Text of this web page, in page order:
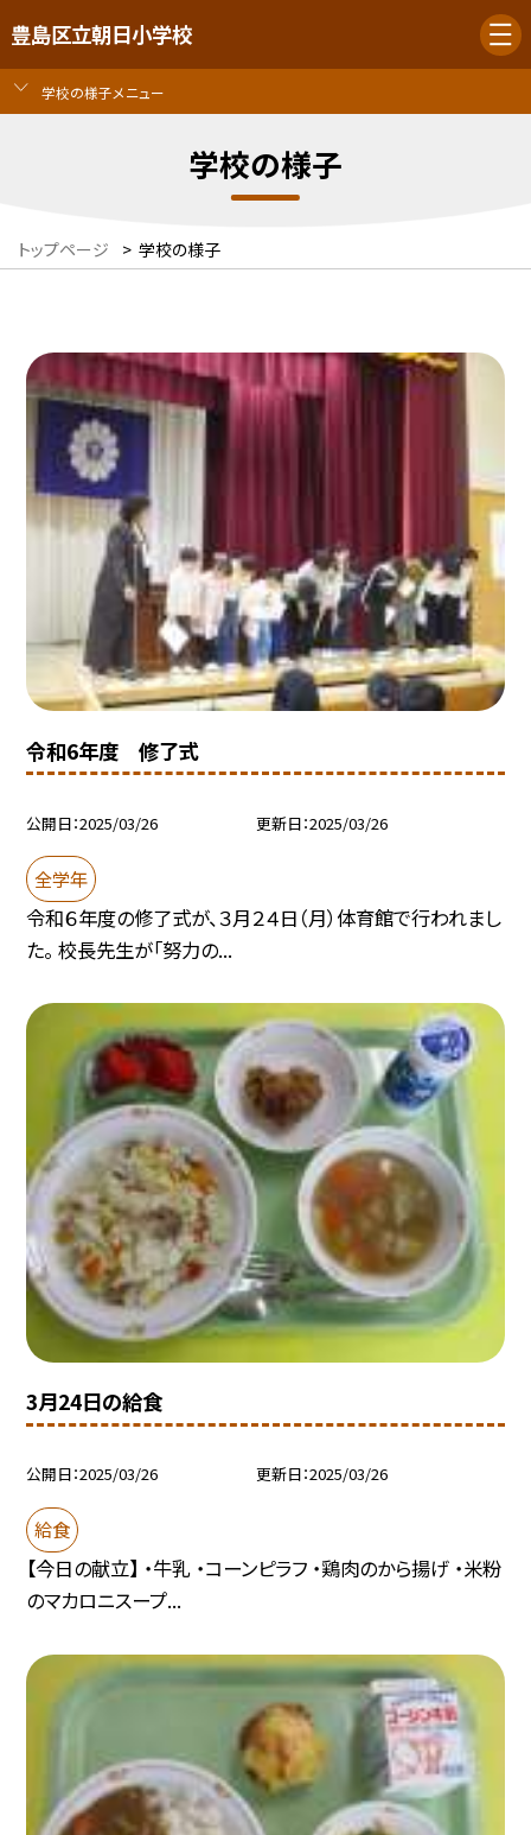
豊島区立朝日小学校
学校の様子メニュー
学校の様子
トップページ > 学校の様子
令和6年度 修了式
公開日 2025/03/26 更新日 2025/03/26
全学年
令和６年度の修了式が、３月２４日（月）体育館で行われまし
た。 校長先生が「努力の...
3月24日の給食
公開日 2025/03/26 更新日 2025/03/26
給食
【今日の献立】 ・牛乳 ・コーンピラフ ・鶏肉のから揚げ ・米粉
のマカロニスープ...